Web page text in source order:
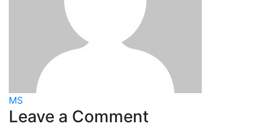
MS
Leave a Comment